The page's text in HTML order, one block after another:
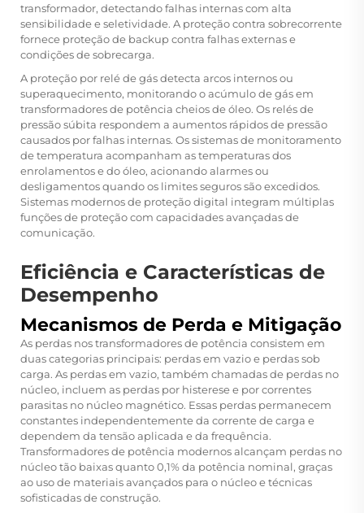
transformador, detectando falhas internas com alta
sensibilidade e seletividade. A proteção contra sobrecorrente
fornece proteção de backup contra falhas externas e
condições de sobrecarga.
A proteção por relé de gás detecta arcos internos ou
superaquecimento, monitorando o acúmulo de gás em
transformadores de potência cheios de óleo. Os relés de
pressão súbita respondem a aumentos rápidos de pressão
causados por falhas internas. Os sistemas de monitoramento
de temperatura acompanham as temperaturas dos
enrolamentos e do óleo, acionando alarmes ou
desligamentos quando os limites seguros são excedidos.
Sistemas modernos de proteção digital integram múltiplas
funções de proteção com capacidades avançadas de
comunicação.
Eficiência e Características de
Desempenho
Mecanismos de Perda e Mitigação
As perdas nos transformadores de potência consistem em
duas categorias principais: perdas em vazio e perdas sob
carga. As perdas em vazio, também chamadas de perdas no
núcleo, incluem as perdas por histerese e por correntes
parasitas no núcleo magnético. Essas perdas permanecem
constantes independentemente da corrente de carga e
dependem da tensão aplicada e da frequência.
Transformadores de potência modernos alcançam perdas no
núcleo tão baixas quanto 0,1% da potência nominal, graças
ao uso de materiais avançados para o núcleo e técnicas
sofisticadas de construção.